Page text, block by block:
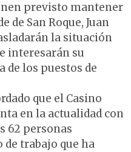
previsto mantener
de San Roque, Juan
la situación
interesarán su
de los puestos de
que el Casino
en la actualidad con
62 personas
trabajo que ha